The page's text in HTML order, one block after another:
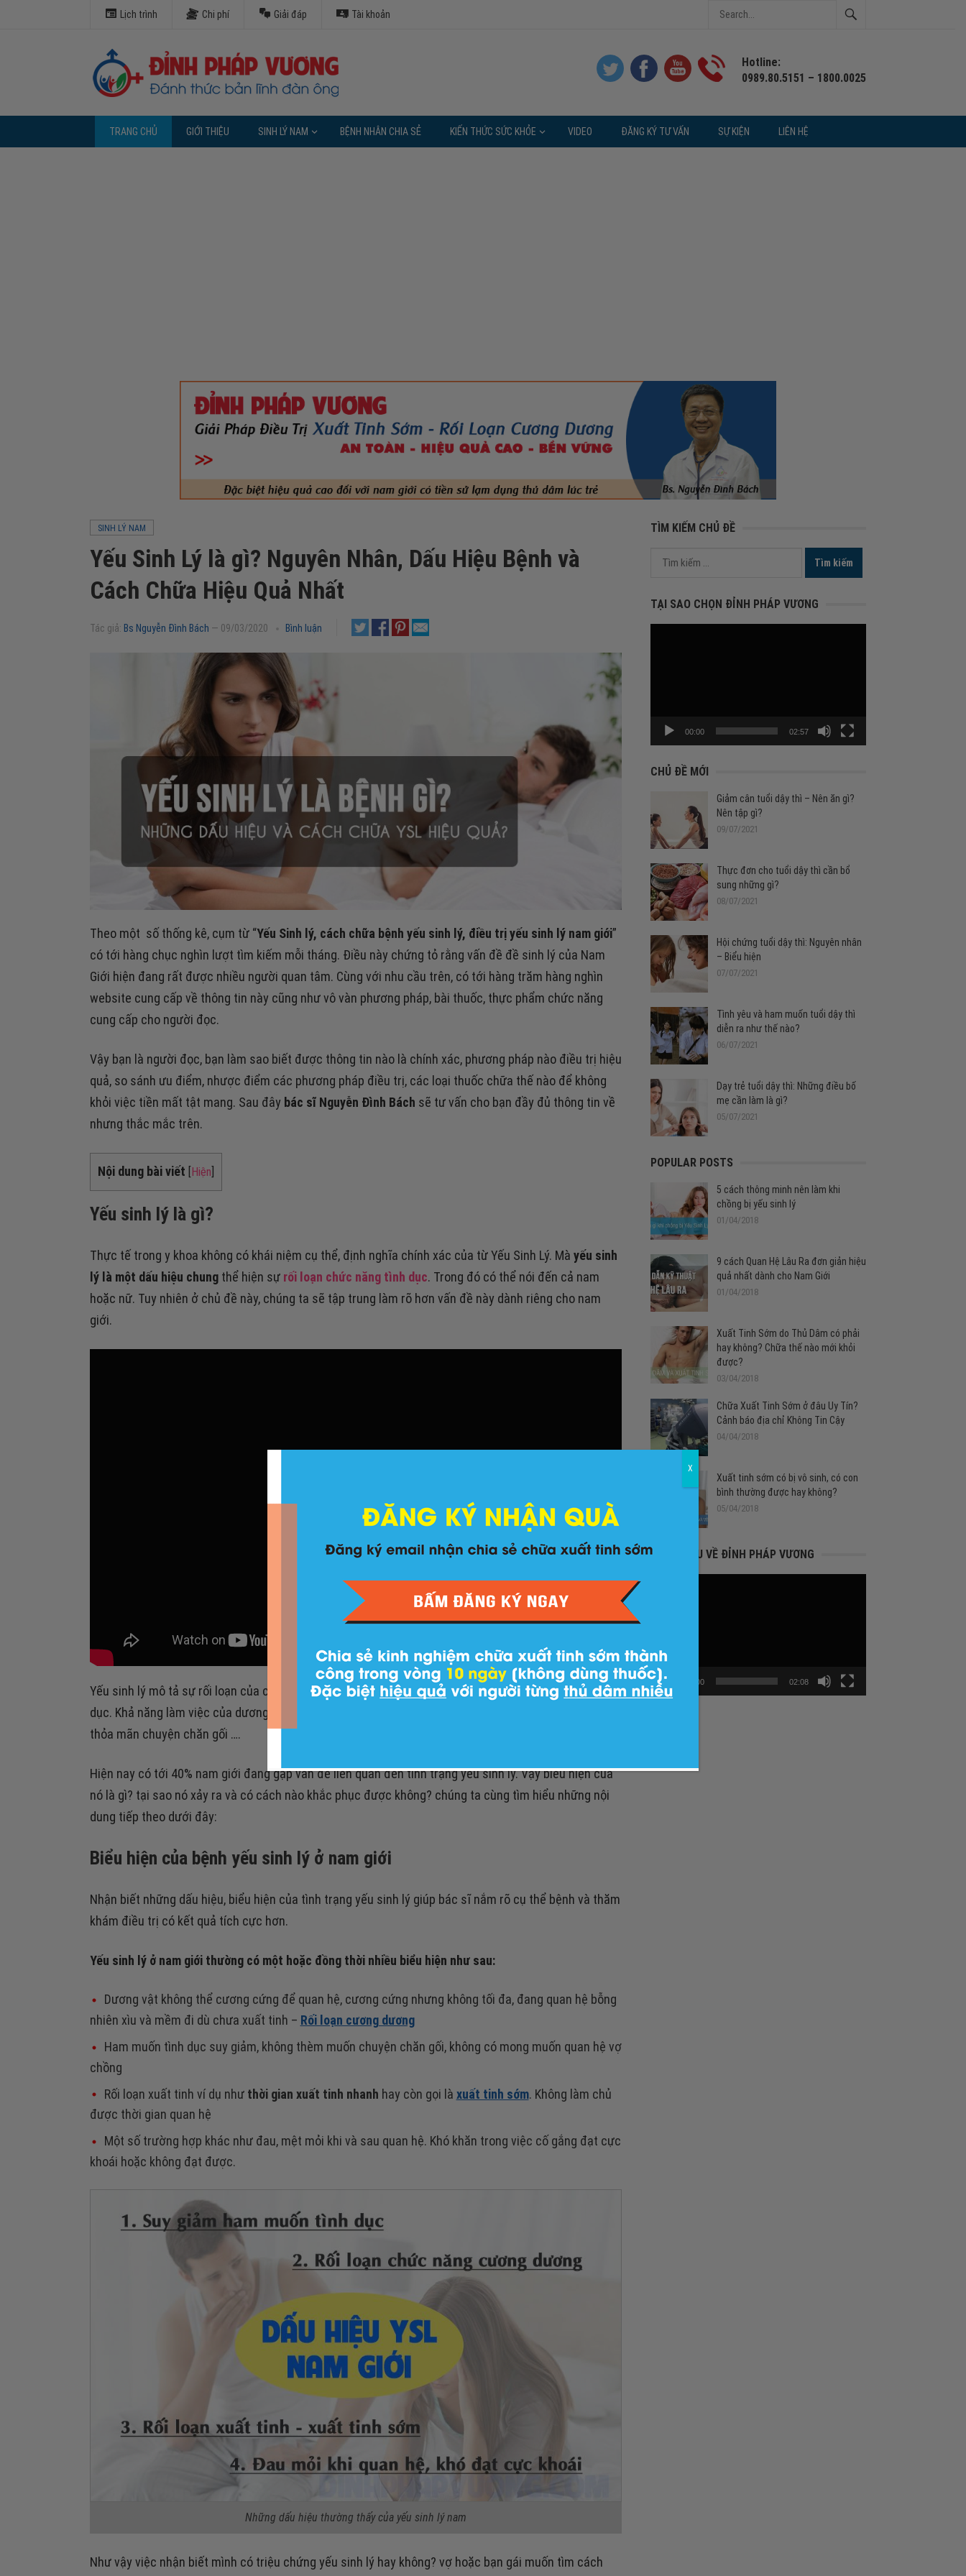
Lịch trình Chi phí Giải đáp Tài khoản
Hotline:
0989.80.5151 – 1800.0025
TRANG CHỦ GIỚI THIỆU SINH LÝ NAM BỆNH NHÂN CHIA SẺ KIẾN THỨC SỨC KHỎE VIDEO ĐĂNG KÝ TƯ VẤN SỰ KIỆN LIÊN HỆ
SINH LÝ NAM
Yếu Sinh Lý là gì? Nguyên Nhân, Dấu Hiệu Bệnh và
Cách Chữa Hiệu Quả Nhất
Tác giả: Bs Nguyễn Đình Bách — 09/03/2020 Bình luận
Theo một số thống kê, cụm từ “Yếu Sinh lý, cách chữa bệnh yếu sinh lý, điều trị yếu sinh lý nam giới”
có tới hàng chục nghìn lượt tìm kiếm mỗi tháng. Điều này chứng tỏ rằng vấn đề đề sinh lý của Nam
Giới hiện đang rất được nhiều người quan tâm. Cùng với nhu cầu trên, có tới hàng trăm hàng nghìn
website cung cấp về thông tin này cũng như vô vàn phương pháp, bài thuốc, thực phẩm chức năng
cung cấp cho người đọc.
Vậy bạn là người đọc, bạn làm sao biết được thông tin nào là chính xác, phương pháp nào điều trị hiệu
quả, so sánh ưu điểm, nhược điểm các phương pháp điều trị, các loại thuốc chữa thế nào để không
khỏi việc tiền mất tật mang. Sau đây bác sĩ Nguyễn Đình Bách sẽ tư vấn cho bạn đầy đủ thông tin về
nhưng thắc mắc trên.
Nội dung bài viết Hiện
Yếu sinh lý là gì?
Thực tế trong y khoa không có khái niệm cụ thể, định nghĩa chính xác của từ Yếu Sinh Lý. Mà yếu sinh
lý là một dấu hiệu chungthể hiện sự rối loạn chức năng tình dục. Trong đó có thể nói đến cả nam
hoặc nữ. Tuy nhiên ở chủ đề này, chúng ta sẽ tập trung làm rõ hơn vấn đề này dành riêng cho nam
giới.
Yếu sinh lý mô tả sự rối loạn của các hoạt động tình dục như mức độ ham muốn, khoái cảm về tình
dục. Khả năng làm việc của dương vật khi có kích thích về tình dục, khả năng đáp ứng về thời gian
thỏa mãn chuyện chăn gối ….
Hiện nay có tới 40% nam giới đang gặp vấn đề liên quan đến tình trạng yếu sinh lý. Vậy biểu hiện của
nó là gì? tại sao nó xảy ra và có cách nào khắc phục được không? chúng ta cùng tìm hiểu những nội
dung tiếp theo dưới đây:
Biểu hiện của bệnh yếu sinh lý ở nam giới
Nhận biết những dấu hiệu, biểu hiện của tình trạng yếu sinh lý giúp bác sĩ nắm rõ cụ thể bệnh và thăm
khám điều trị có kết quả tích cực hơn.
Yếu sinh lý ở nam giới thường có một hoặc đồng thời nhiều biểu hiện như sau:
Dương vật không thể cương cứng để quan hệ, cương cứng nhưng không tối đa, đang quan hệ bỗng
nhiên xìu và mềm đi dù chưa xuất tinh – Rối loạn cương dương
Ham muốn tình dục suy giảm, không thèm muốn chuyện chăn gối, không có mong muốn quan hệ vợ
chồng
Rối loạn xuất tinh ví dụ như thời gian xuất tinh nhanh hay còn gọi là xuất tinh sớm. Không làm chủ
được thời gian quan hệ
Một số trường hợp khác như đau, mệt mỏi khi và sau quan hệ. Khó khăn trong việc cố gắng đạt cực
khoái hoặc không đạt được.
Những dấu hiệu thường thấy của yếu sinh lý nam
Như vậy việc nhận biết mình có triệu chứng yếu sinh lý hay không? vợ hoặc bạn gái muốn tìm cách
TÌM KIẾM CHỦ ĐỀ
Tìm
TẠI SAO CHỌN ĐỈNH PHÁP VƯƠNG
00:00 02:57
CHỦ ĐỀ MỚI
Giảm cân tuổi dậy thì – Nên ăn gì?
Nên tập gì?
09/07/2021
Thực đơn cho tuổi dậy thì cần bổ
sung những gì?
08/07/2021
Hội chứng tuổi dậy thì: Nguyên nhân
– Biểu hiện
07/07/2021
Tình yêu và ham muốn tuổi dậy thì
diễn ra như thế nào?
06/07/2021
Dạy trẻ tuổi dậy thì: Những điều bố
mẹ cần làm là gì?
05/07/2021
POPULAR POSTS
5 cách thông minh nên làm khi
chồng bị yếu sinh lý
01/04/2018
9 cách Quan Hệ Lâu Ra đơn giản hiệu
quả nhất dành cho Nam Giới
01/04/2018
Xuất Tinh Sớm do Thủ Dâm có phải
hay không? Chữa thế nào mới khỏi
được?
03/04/2018
Chữa Xuất Tinh Sớm ở đâu Uy Tín?
Cảnh báo địa chỉ Không Tin Cậy
04/04/2018
Xuất tinh sớm có bị vô sinh, có con
bình thường được hay không?
05/04/2018
GIỚI THIỆU VỀ ĐỈNH PHÁP VƯƠNG
00:00 02:08
X